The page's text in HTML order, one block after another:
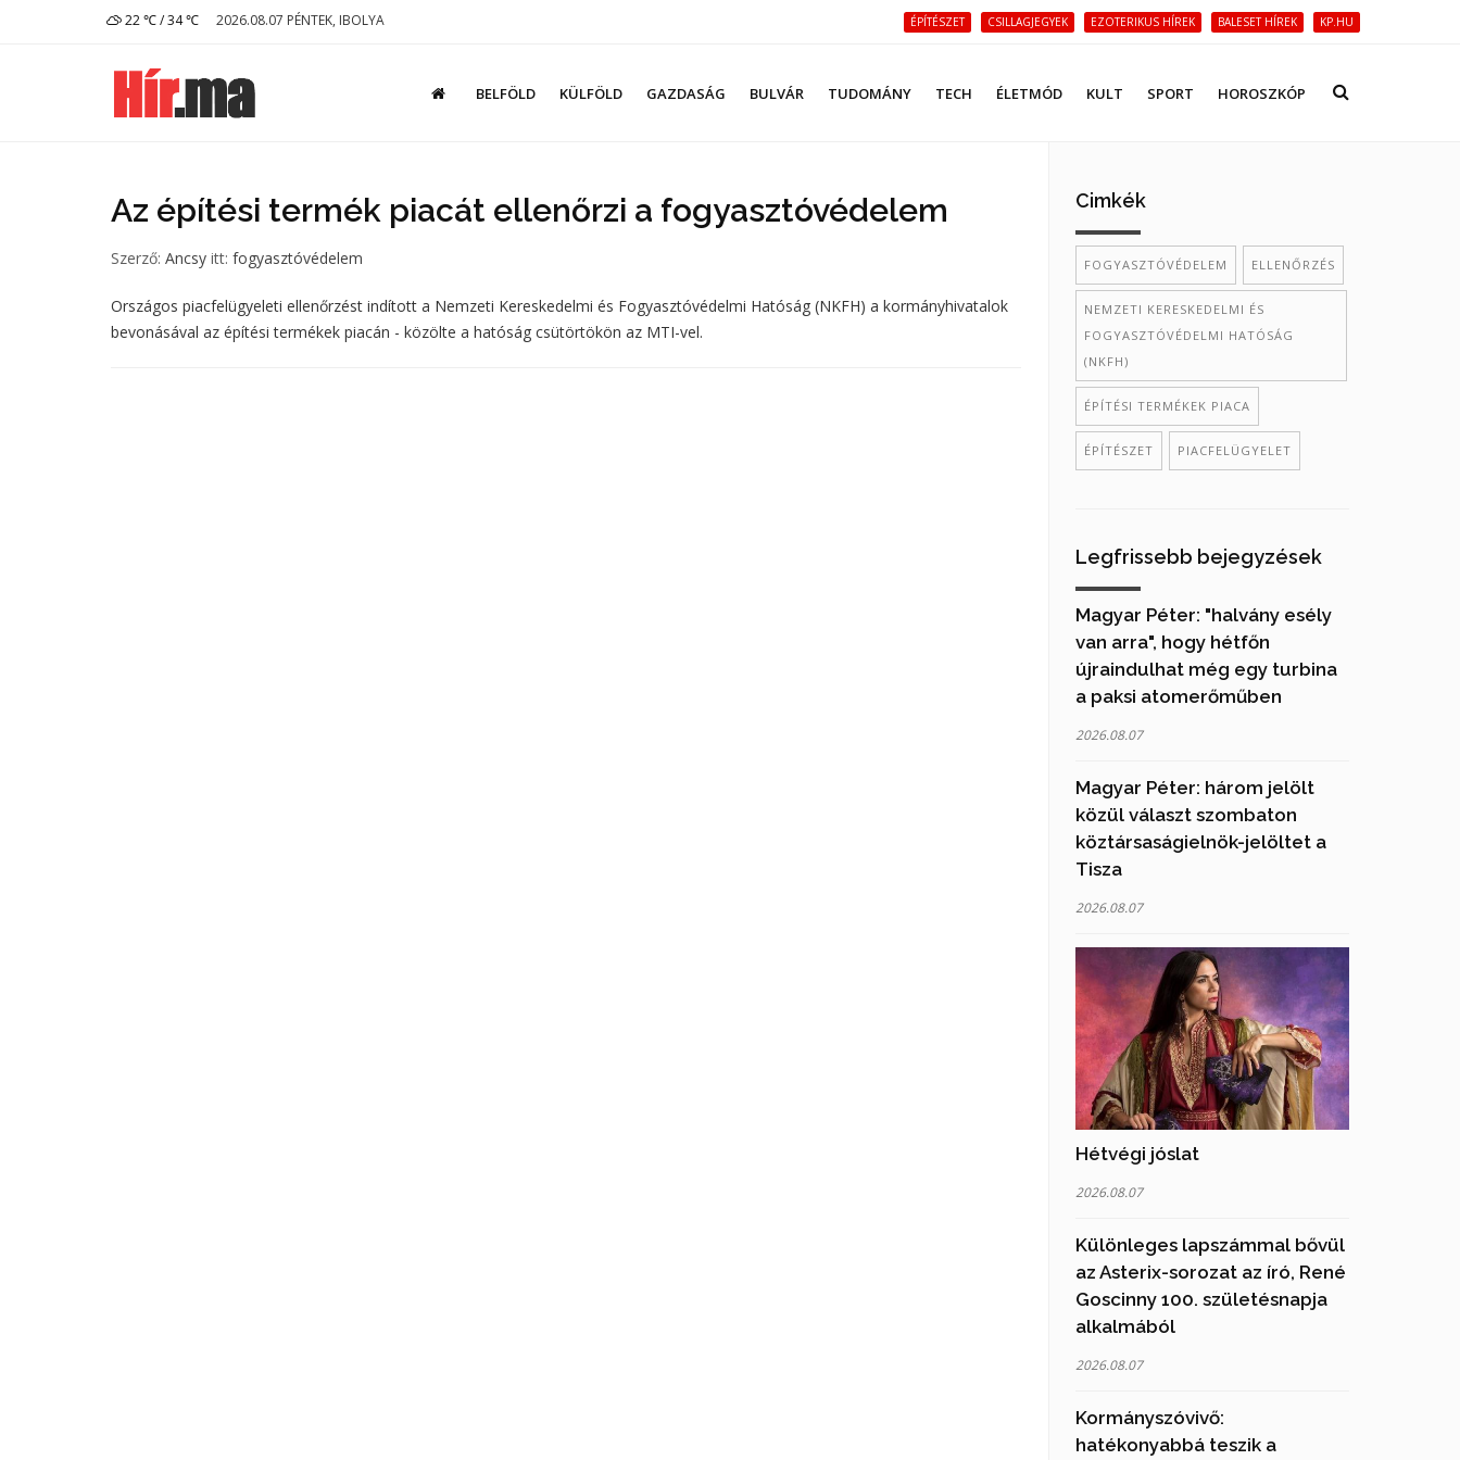
22 ℃ / 34 ℃ 2026.08.07 PÉNTEK, IBOLYA ÉPÍTÉSZET CSILLAGJEGYEK EZOTERIKUS HÍREK BALESET HÍREK KP.HU
BELFÖLD KÜLFÖLD GAZDASÁG BULVÁR TUDOMÁNY TECH ÉLETMÓD KULT SPORT HOROSZKÓP
Az építési termék piacát ellenőrzi a fogyasztóvédelem
Szerző: Ancsy itt: fogyasztóvédelem
Országos piacfelügyeleti ellenőrzést indított a Nemzeti Kereskedelmi és Fogyasztóvédelmi Hatóság (NKFH) a kormányhivatalok
bevonásával az építési termékek piacán - közölte a hatóság csütörtökön az MTI-vel.
Cimkék
FOGYASZTÓVÉDELEM ELLENŐRZÉS
NEMZETI KERESKEDELMI ÉS
FOGYASZTÓVÉDELMI HATÓSÁG
(NKFH)
ÉPÍTÉSI TERMÉKEK PIACA
ÉPÍTÉSZET PIACFELÜGYELET
Legfrissebb bejegyzések
Magyar Péter: "halvány esély
van arra", hogy hétfőn
újraindulhat még egy turbina
a paksi atomerőműben
2026.08.07
Magyar Péter: három jelölt
közül választ szombaton
köztársaságielnök-jelöltet a
Tisza
2026.08.07
Hétvégi jóslat
2026.08.07
Különleges lapszámmal bővül
az Asterix-sorozat az író, René
Goscinny 100. születésnapja
alkalmából
2026.08.07
Kormányszóvivő:
hatékonyabbá teszik a